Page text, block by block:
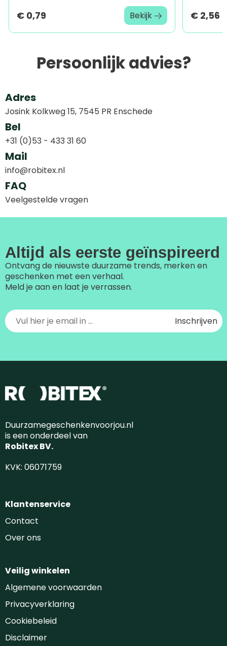
€ 0,79 Bekijk € 2,56
Persoonlijk advies?
Adres
Josink Kolkweg 15, 7545 PR Enschede
Bel
+31 (0)53 - 433 31 60
Mail
info@robitex.nl
FAQ
Veelgestelde vragen
Altijd als eerste geïnspireerd
Ontvang de nieuwste duurzame trends, merken en
geschenken met een verhaal.
Meld je aan en laat je verrassen.
Duurzamegeschenkenvoorjou.nl
is een onderdeel van
Robitex BV.
KVK: 06071759
Klantenservice
Contact
Over ons
Veilig winkelen
Algemene voorwaarden
Privacyverklaring
Cookiebeleid
Disclaimer